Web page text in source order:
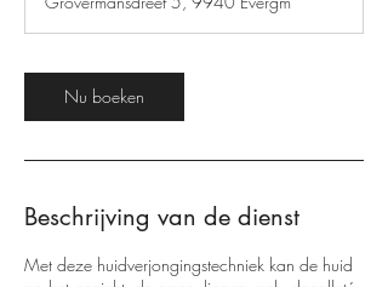
Nu boeken
Beschrijving van de dienst
Met deze huidverjongingstechniek kan de huid